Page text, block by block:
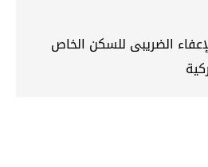
الضريبى للسكن الخاص